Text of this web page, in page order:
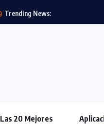
Trending News:
Las 20 Mejores